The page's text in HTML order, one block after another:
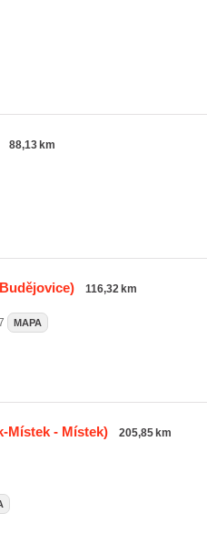
88,13 km
116,32 km
MAPA
Místek - Místek) 205,85 km